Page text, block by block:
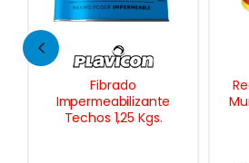
Recuplast Frentes y
Muros Elástico 20 Lts.